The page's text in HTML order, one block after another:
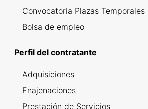
Convocatoria Plazas Temporales
Bolsa de empleo
Perfil del contratante
Adquisiciones
Enajenaciones
Prestación de Servicios